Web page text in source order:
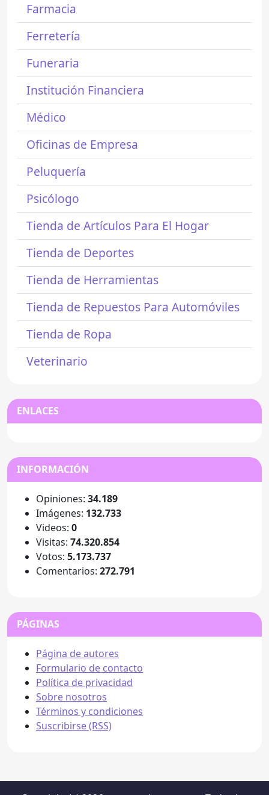
Farmacia
Ferretería
Funeraria
Institución Financiera
Médico
Oficinas de Empresa
Peluquería
Psicólogo
Tienda de Artículos Para El Hogar
Tienda de Deportes
Tienda de Herramientas
Tienda de Repuestos Para Automóviles
Tienda de Ropa
Veterinario
ENLACES
INFORMACIÓN
Opiniones: 34.189
Imágenes: 132.733
Videos: 0
Visitas: 74.320.854
Votos: 5.173.737
Comentarios: 272.791
PÁGINAS
Página de autores
Formulario de contacto
Política de privacidad
Sobre nosotros
Términos y condiciones
Suscribirse (RSS)